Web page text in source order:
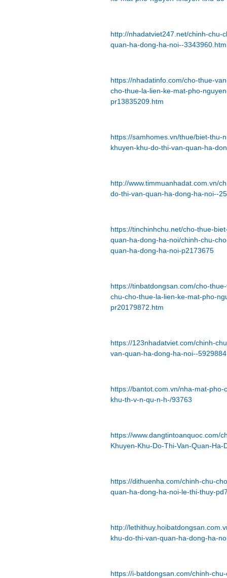
http://nhadatviet247.net/chinh-chu-
quan-ha-dong-ha-noi--
https://nhadatinfo.com/cho-thue-
cho-thue-la-lien-ke-mat-pho-
pr13835209.htm
https://samhomes.vn/thue/biet-thu-
khuyen-khu-do-thi-van-quan-ha-
http://www.timmuanhadat.com.vn/
do-thi-van-quan-ha-dong-ha-noi--
https://tinchinhchu.net/cho-thue-
quan-ha-dong-ha-noi/chinh-chu-
quan-ha-dong-ha-noi-p2173675
https://tinbatdongsan.com/cho-
chu-cho-thue-la-lien-ke-mat-pho-
pr20179872.htm
https://123nhadatviet.com/chinh-
van-quan-ha-dong-ha-noi--
https://bantot.com.vn/nha-mat-
khu-th-v-n-qu-n-h-/93763
https://www.dangtintoanquoc.com/
Khuyen-Khu-Do-Thi-Van-Quan-
https://dithuenha.com/chinh-chu-
quan-ha-dong-ha-noi-le-thi-thuy-
http://
khu-do-thi-van-quan-ha-dong-ha-
https://i-batdongsan.com/chinh-